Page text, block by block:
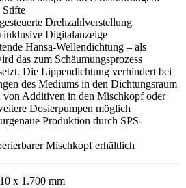
Stifte
Drehzahlverstellung
inklusive Digitalanzeige
Hansa-Wellendichtung – als
das zum Schäumungsprozess
Die Lippendichtung verhindert bei
des Mediums in den Dichtungsraum
von Additiven in den Mischkopf oder
Dosierpumpen möglich
Produktion durch SPS-
Mischkopf erhältlich
x 1.700 mm